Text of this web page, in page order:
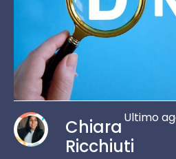
Chiara
Ricchiuti
Ultimo